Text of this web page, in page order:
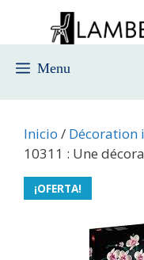
contenido
Menu
Inicio / Décoration
10311 : Une
¡OFERTA!